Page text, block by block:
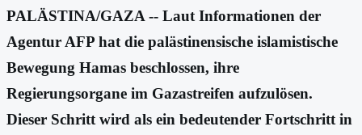
PALÄSTINA/GAZA -- Laut Informationen der
Agentur AFP hat die palästinensische islamistische
Bewegung Hamas beschlossen, ihre
Regierungsorgane im Gazastreifen aufzulösen.
Dieser Schritt wird als ein bedeutender Fortschritt in